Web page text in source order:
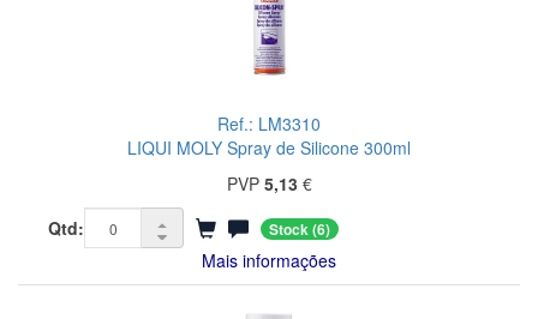
Ref.: LM3310
LIQUI MOLY Spray de Silicone 300ml
PVP 5,13 €
Qtd:
Stock(6)
Mais informações